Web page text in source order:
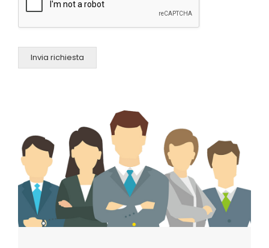
Invia richiesta